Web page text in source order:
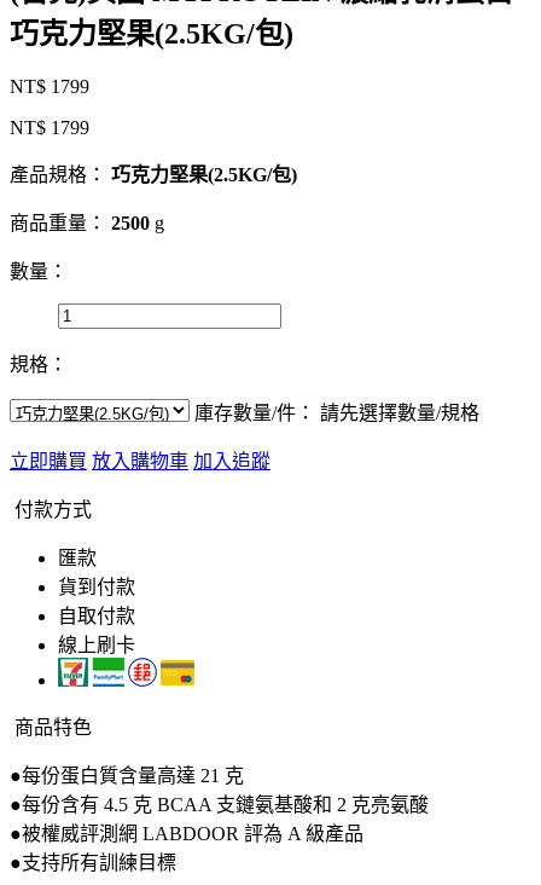
巧克力堅果(2.5KG/包)
NT$ 1799
NT$ 1799
產品規格： 巧克力堅果(2.5KG/包)
商品重量： 2500 g
數量：
規格：
庫存數量/件： 請先選擇數量/規格
立即購買 放入購物車 加入追蹤
付款方式
匯款
貨到付款
自取付款
線上刷卡
商品特色
●每份蛋白質含量高達 21 克
●每份含有 4.5 克 BCAA 支鏈氨基酸和 2 克亮氨酸
●被權威評測網 LABDOOR 評為 A 級產品
●支持所有訓練目標